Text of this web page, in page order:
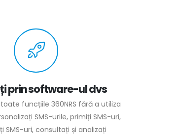
prin software-ul dvs
funcțiile 360NRS fără a utiliza
SMS-urile, primiți SMS-uri,
SMS-uri, consultați și analizați